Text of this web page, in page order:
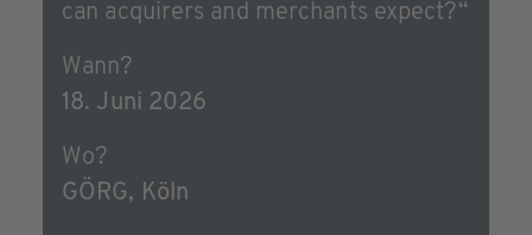
can acquirers and merchants expect?“
Wann?
18. Juni 2026
Wo?
GÖRG, Köln